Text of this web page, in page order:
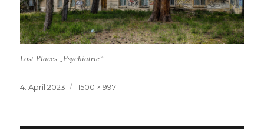
Lost-Places „Psychiatrie“
Veröffentlicht
4. April 2023
Volle
1500 × 997